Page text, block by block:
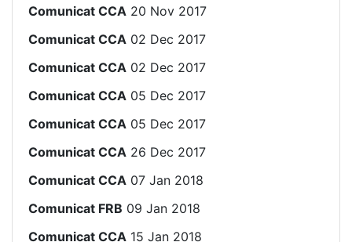
Comunicat CCA 20 Nov 2017
Comunicat CCA 02 Dec 2017
Comunicat CCA 02 Dec 2017
Comunicat CCA 05 Dec 2017
Comunicat CCA 05 Dec 2017
Comunicat CCA 26 Dec 2017
Comunicat CCA 07 Jan 2018
Comunicat FRB 09 Jan 2018
Comunicat CCA 15 Jan 2018